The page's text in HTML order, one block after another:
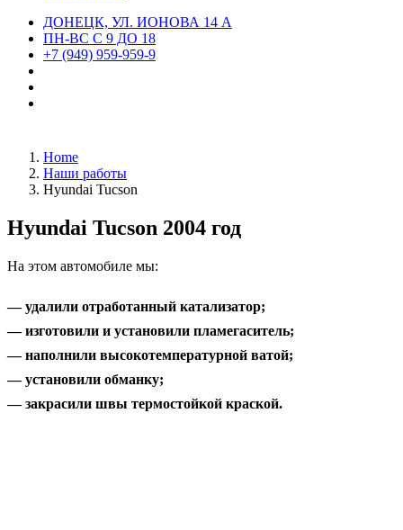
ДОНЕЦК, УЛ. ИОНОВА 14 А
ПН-ВС С 9 ДО 18
+7 (949) 959-959-9
Home
Наши работы
Hyundai Tucson
Hyundai Tucson 2004 год
На этом автомобиле мы:
— удалили отработанный катализатор;
— изготовили и установили пламегаситель;
— наполнили высокотемпературной ватой;
— установили обманку;
— закрасили швы термостойкой краской.